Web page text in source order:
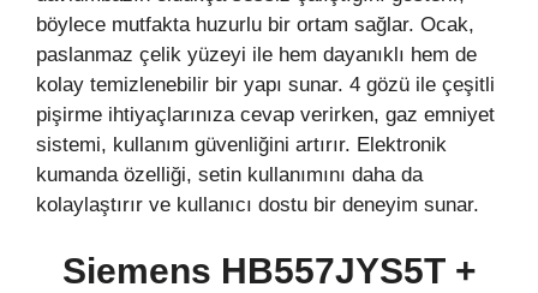
böylece mutfakta huzurlu bir ortam sağlar. Ocak,
paslanmaz çelik yüzeyi ile hem dayanıklı hem de
kolay temizlenebilir bir yapı sunar. 4 gözü ile çeşitli
pişirme ihtiyaçlarınıza cevap verirken, gaz emniyet
sistemi, kullanım güvenliğini artırır. Elektronik
kumanda özelliği, setin kullanımını daha da
kolaylaştırır ve kullanıcı dostu bir deneyim sunar.
Siemens HB557JYS5T +